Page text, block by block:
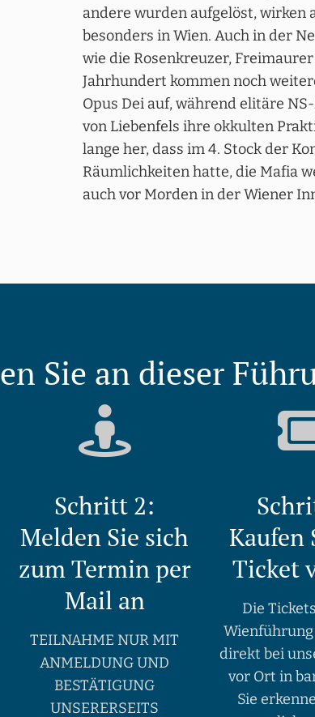
andere wurden aufgelöst, wirken
besonders in Wien. Auch in der
wie die Rosenkreuzer,
Jahrhundert kommen noch
Opus Dei auf, während elitäre
von Liebenfels ihre okkulten
lange her, dass im 4. Stock der
Räumlichkeiten hatte, die Mafia
auch vor Morden in der Wiener
Sie an dieser
Schritt 2:
Melden Sie sich
zum Termin per
Mail an
TEILNAHME NUR MIT
ANMELDUNG UND
BESTÄTIGUNG
UNSERERSEITS
Kaufen
Ticket
Die
Wienführung
direkt bei
vor Ort in
Sie